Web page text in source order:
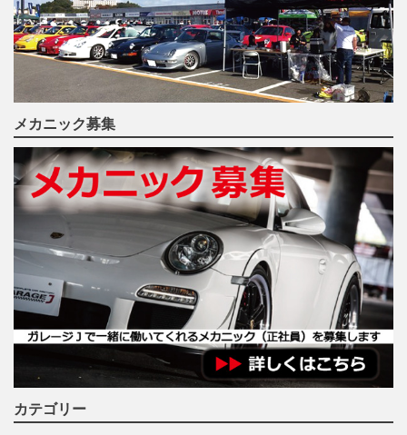
メカニック募集
カテゴリー